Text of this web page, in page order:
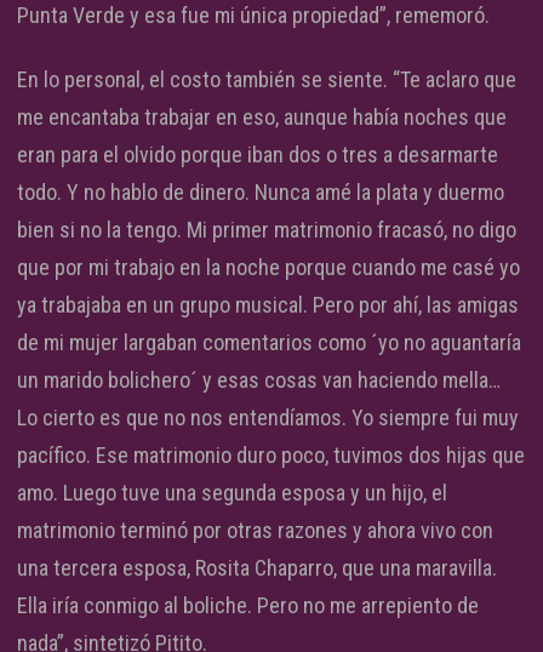
Punta Verde y esa fue mi única propiedad”, rememoró.
En lo personal, el costo también se siente. “Te aclaro que
me encantaba trabajar en eso, aunque había noches que
eran para el olvido porque iban dos o tres a desarmarte
todo. Y no hablo de dinero. Nunca amé la plata y duermo
bien si no la tengo. Mi primer matrimonio fracasó, no digo
que por mi trabajo en la noche porque cuando me casé yo
ya trabajaba en un grupo musical. Pero por ahí, las amigas
de mi mujer largaban comentarios como ´yo no aguantaría
un marido bolichero´ y esas cosas van haciendo mella…
Lo cierto es que no nos entendíamos. Yo siempre fui muy
pacífico. Ese matrimonio duro poco, tuvimos dos hijas que
amo. Luego tuve una segunda esposa y un hijo, el
matrimonio terminó por otras razones y ahora vivo con
una tercera esposa, Rosita Chaparro, que una maravilla.
Ella iría conmigo al boliche. Pero no me arrepiento de
nada”, sintetizó Pitito.